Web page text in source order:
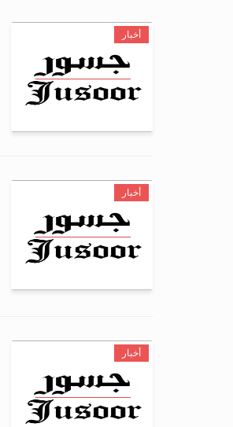
أخبار
أخبار
أخبار